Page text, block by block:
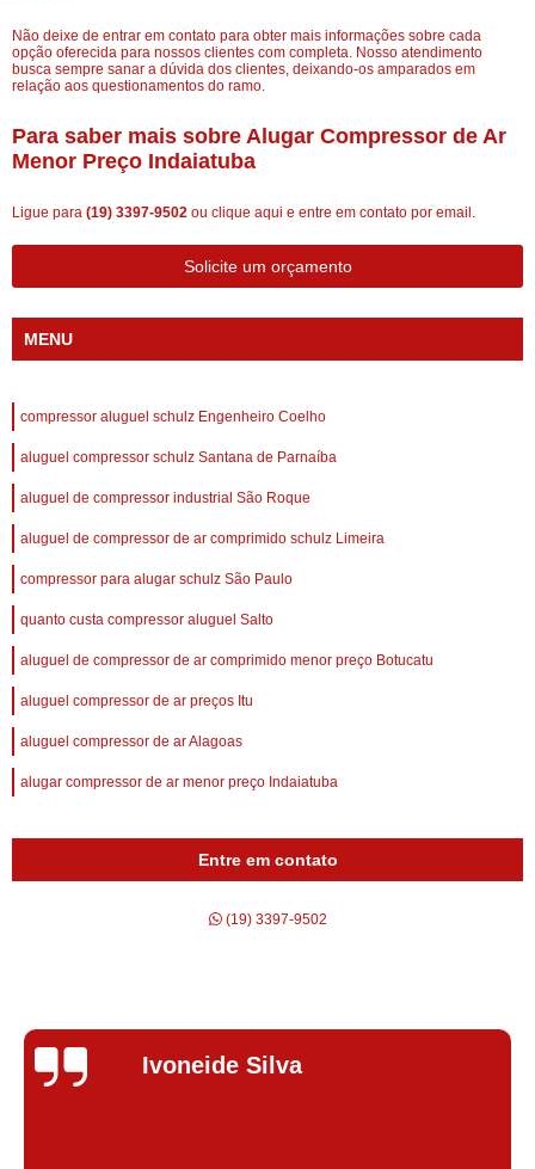
Não deixe de entrar em contato para obter mais informações sobre cada
opção oferecida para nossos clientes com completa. Nosso atendimento
busca sempre sanar a dúvida dos clientes, deixando-os amparados em
relação aos questionamentos do ramo.
Para saber mais sobre Alugar Compressor de Ar
Menor Preço Indaiatuba
Ligue para (19) 3397-9502 ou clique aqui e entre em contato por email.
Solicite um orçamento
MENU
compressor aluguel schulz Engenheiro Coelho
aluguel compressor schulz Santana de Parnaíba
aluguel de compressor industrial São Roque
aluguel de compressor de ar comprimido schulz Limeira
compressor para alugar schulz São Paulo
quanto custa compressor aluguel Salto
aluguel de compressor de ar comprimido menor preço Botucatu
aluguel compressor de ar preços Itu
aluguel compressor de ar Alagoas
alugar compressor de ar menor preço Indaiatuba
Entre em contato
(19) 3397-9502
Silvana Alves